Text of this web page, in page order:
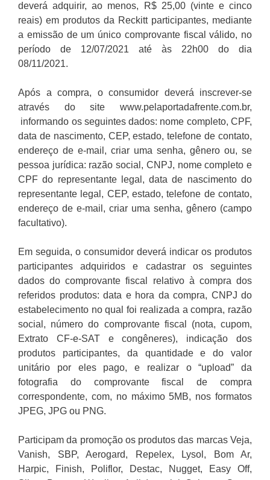
deverá adquirir, ao menos, R$ 25,00 (vinte e cinco
reais) em produtos da Reckitt participantes, mediante
a emissão de um único comprovante fiscal válido, no
período de 12/07/2021 até às 22h00 do dia
08/11/2021.
Após a compra, o consumidor deverá inscrever-se
através do site www.pelaportadafrente.com.br,
informando os seguintes dados: nome completo, CPF,
data de nascimento, CEP, estado, telefone de contato,
endereço de e-mail, criar uma senha, gênero ou, se
pessoa jurídica: razão social, CNPJ, nome completo e
CPF do representante legal, data de nascimento do
representante legal, CEP, estado, telefone de contato,
endereço de e-mail, criar uma senha, gênero (campo
facultativo).
Em seguida, o consumidor deverá indicar os produtos
participantes adquiridos e cadastrar os seguintes
dados do comprovante fiscal relativo à compra dos
referidos produtos: data e hora da compra, CNPJ do
estabelecimento no qual foi realizada a compra, razão
social, número do comprovante fiscal (nota, cupom,
Extrato CF-e-SAT e congêneres), indicação dos
produtos participantes, da quantidade e do valor
unitário por eles pago, e realizar o “upload” da
fotografia do comprovante fiscal de compra
correspondente, com, no máximo 5MB, nos formatos
JPEG, JPG ou PNG.
Participam da promoção os produtos das marcas Veja,
Vanish, SBP, Aerogard, Repelex, Lysol, Bom Ar,
Harpic, Finish, Poliflor, Destac, Nugget, Easy Off,